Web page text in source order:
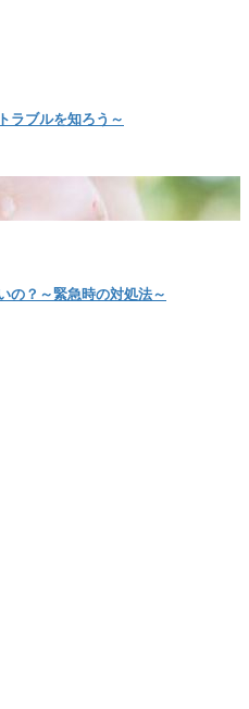
ラブルを知ろう～
の？～緊急時の対処法～